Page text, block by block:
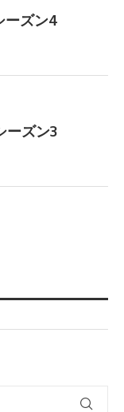
ーズン4
ーズン3